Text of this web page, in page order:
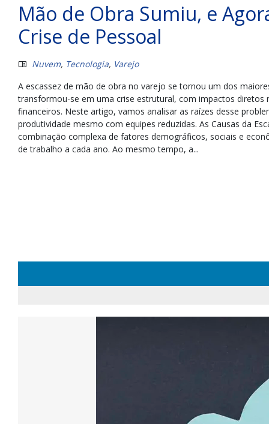
Mão de Obra Sumiu, e
Crise de Pessoal
Nuvem, Tecnologia, Varejo
A escassez de mão de obra no varejo se tornou um dos
transformou-se em uma crise estrutural, com impactos
financeiros. Neste artigo, vamos analisar as raízes desse
produtividade mesmo com equipes reduzidas. As Causas da
combinação complexa de fatores demográficos, sociais e
de trabalho a cada ano. Ao mesmo tempo, a...